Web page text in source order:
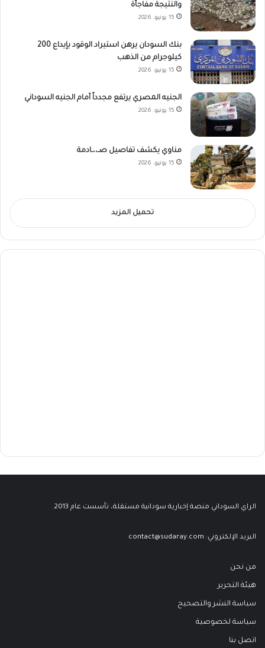
والنتيجة مفاجأة
15 يونيو، 2026
بنك السودان يرهن استيراد الوقود بإيداع 200
كيلوجرام من الذهب
15 يونيو، 2026
الجنيه المصري يرتفع مجدداً أمام الجنيه السوداني
15 يونيو، 2026
مناوي يكشف تفاصيل صـ،،ـادمة
15 يونيو، 2026
تحميل المزيد
الراي السوداني منصة إخبارية سودانية مستقلة، تأسست عام 2013.
البريد الإلكتروني: contact@sudaray.com
من نحن
هيئة التحرير
سياسة النشر والتصحيح
سياسة لخصوصية
اتصل بنا